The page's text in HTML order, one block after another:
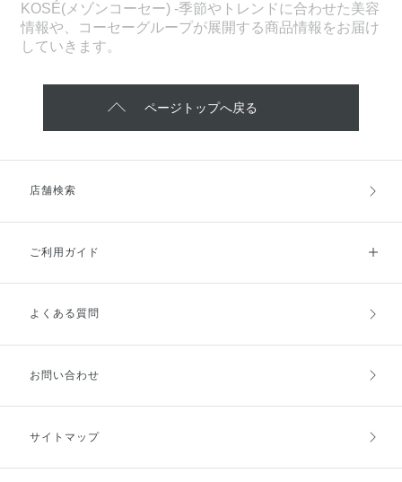
KOSÉ(メゾンコーセー) -季節やトレンドに合わせた美容
情報や、コーセーグループが展開する商品情報をお届け
していきます。
ページトップへ戻る
店舗検索
ご利用ガイド
ご利用ガイドトップ
お支払方法
キャンセル・返品・交換
よくある質問
お問い合わせ
サイトマップ